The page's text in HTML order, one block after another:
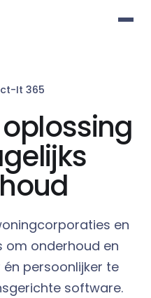
It 365
en
onderhoud en
persoonlijker te
software.